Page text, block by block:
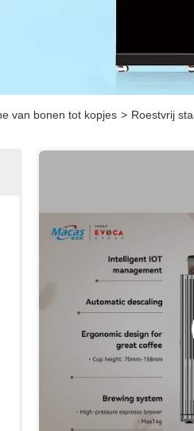
van bonen tot kopjes > Roestvrij